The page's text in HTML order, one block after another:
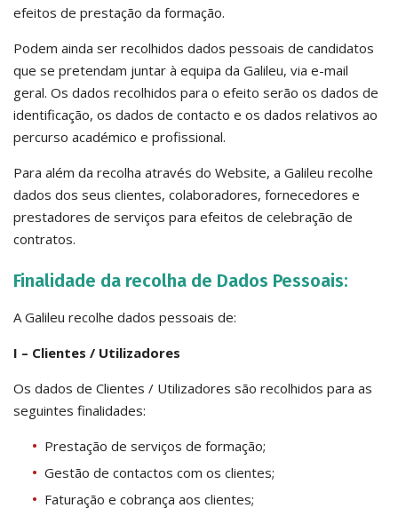
efeitos de prestação da formação.
Podem ainda ser recolhidos dados pessoais de candidatos
que se pretendam juntar à equipa da Galileu, via e-mail
geral. Os dados recolhidos para o efeito serão os dados de
identificação, os dados de contacto e os dados relativos ao
percurso académico e profissional.
Para além da recolha através do Website, a Galileu recolhe
dados dos seus clientes, colaboradores, fornecedores e
prestadores de serviços para efeitos de celebração de
contratos.
Finalidade da recolha de Dados Pessoais:
A Galileu recolhe dados pessoais de:
I – Clientes / Utilizadores
Os dados de Clientes / Utilizadores são recolhidos para as
seguintes finalidades:
Prestação de serviços de formação;
Gestão de contactos com os clientes;
Faturação e cobrança aos clientes;